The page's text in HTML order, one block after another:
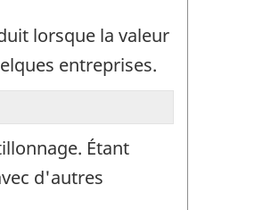
lorsque la valeur
entreprises.
Étant
d'autres